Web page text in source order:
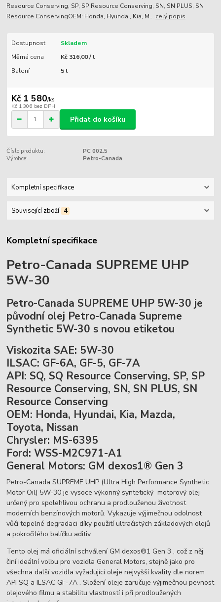
Resource Conserving, SP, SP Resource Conserving, SN, SN PLUS, SN
Resource ConservingOEM: Honda, Hyundai, Kia, M... celý popis
Dostupnost
Skladem
Měrná cena
Kč 316,00 / l
Balení
5 l
Kč 1 580/ks
Kč 1 306 bez DPH
Přidat do košíku
Číslo produktu:
PC 002.5
Výrobce:
Petro-Canada
Kompletní specifikace
Související zboží 4
Kompletní specifikace
Petro-Canada SUPREME UHP
5W-30
Petro-Canada SUPREME UHP 5W-30 je
původní olej Petro-Canada Supreme
Synthetic 5W-30 s novou etiketou
Viskozita SAE: 5W-30
ILSAC: GF-6A, GF-5, GF-7A
API: SQ, SQ Resource Conserving, SP, SP
Resource Conserving, SN, SN PLUS, SN
Resource Conserving
OEM: Honda, Hyundai, Kia, Mazda,
Toyota, Nissan
Chrysler: MS-6395
Ford: WSS-M2C971-A1
General Motors: GM dexos1® Gen 3
Petro-Canada SUPREME UHP (Ultra High Performance Synthetic
Motor Oil) 5W-30 je vysoce výkonný syntetický motorový olej
určený pro spolehlivou ochranu a prodlouženou životnost
moderních benzínových motorů. Vykazuje výjimečnou odolnost
vůči tepelné degradaci díky použití ultračistých základových olejů
a pokročilého balíčku aditiv.
Tento olej má oficiální schválení GM dexos®1 Gen 3 , což z něj
činí ideální volbu pro vozidla General Motors, stejně jako pro
všechna další vozidla vyžadující oleje nejvyšší kvality dle norem
API SQ a ILSAC GF-7A . Složení oleje zaručuje výjimečnou pevnost
olejového filmu a stabilitu vlastností i při prodloužených